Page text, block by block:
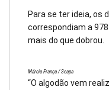
Para se ter ideia, os
correspondiam a
mais do que dobrou.
Márcia França / Seapa
“O algodão vem